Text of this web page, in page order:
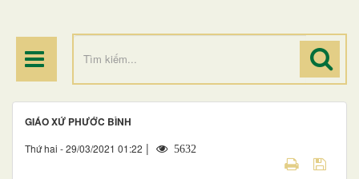
GIÁO XỨ PHƯỚC BÌNH
Thứ hai - 29/03/2021 01:22 | 5632